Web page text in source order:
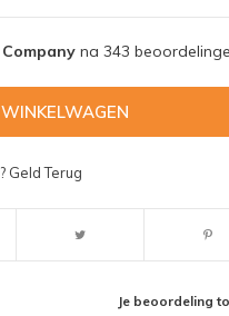
na 343
Geld Terug
Je beoordeling